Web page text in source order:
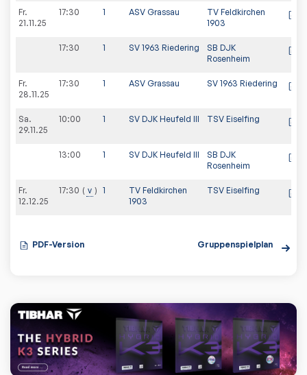
Fr.
21.11.25
17:30 1 ASV Grassau
TV Feldkirchen
1903
17:30 1 SV 1963 Riedering
SB DJK
Rosenheim
Fr.
28.11.25
17:30 1 ASV Grassau SV 1963 Riedering
Sa.
29.11.25
10:00 1 SV DJK Heufeld III TSV Eiselfing
13:00 1 SV DJK Heufeld III
SB DJK
Rosenheim
Fr.
12.12.25
17:30 v 1
TV Feldkirchen
1903
TSV Eiselfing
PDF-Version Gruppenspielplan